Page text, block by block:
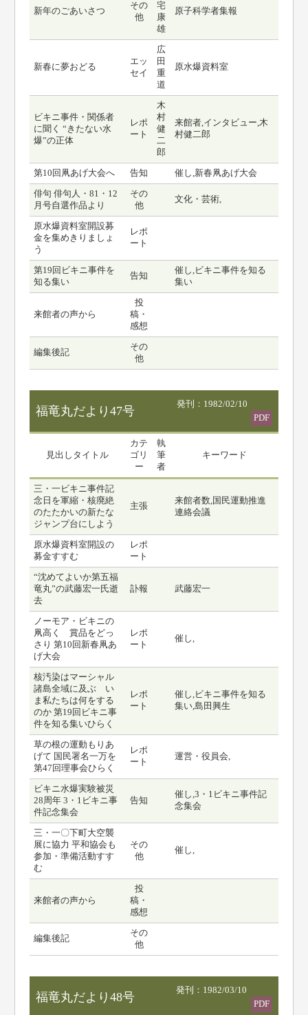
新年のごあいさつ
その
他
宅
康
雄
原子科学者集報
新春に夢おどる
エッ
セイ
広
田
重
道
原水爆資料室
ビキニ事件・関係者
に聞く “きたない水
爆”の正体
レポ
ート
木
村
健
二
郎
来館者,インタビュー,木
村健二郎
第10回凧あげ大会へ 告知 催し,新春凧あげ大会
俳句 俳句人・81・12
月号自選作品より
その
他
文化・芸術,
原水爆資料室開設募
金を集めきりましょ
う
レポ
ート
第19回ビキニ事件を
知る集い
告知
催し,ビキニ事件を知る
集い
来館者の声から
投
稿・
感想
編集後記
その
他
福竜丸だより47号
発刊：1982/02/10
PDF
見出しタイトル
カテ
ゴリ
ー
執
筆
者
キーワード
三・一ビキニ事件記
念日を軍縮・核廃絶
のたたかいの新たな
ジャンプ台にしよう
主張
来館者数,国民運動推進
連絡会議
原水爆資料室開設の
募金すすむ
レポ
ート
“沈めてよいか第五福
竜丸”の武藤宏一氏逝
去
訃報 武藤宏一
ノーモア・ビキニの
凧高く 賞品をどっ
さり 第10回新春凧あ
げ大会
レポ
ート
催し,
核汚染はマーシャル
諸島全域に及ぶ い
ま私たちは何をする
のか 第19回ビキニ事
件を知る集いひらく
レポ
ート
催し,ビキニ事件を知る
集い,島田興生
草の根の運動もりあ
げて 国民署名一万を
第47回理事会ひらく
レポ
ート
運営・役員会,
ビキニ水爆実験被災
28周年 3・1ビキニ事
件記念集会
告知
催し,3・1ビキニ事件記
念集会
三・一〇下町大空襲
展に協力 平和協会も
参加・準備活動すす
む
その
他
催し,
来館者の声から
投
稿・
感想
編集後記
その
他
福竜丸だより48号
発刊：1982/03/10
PDF